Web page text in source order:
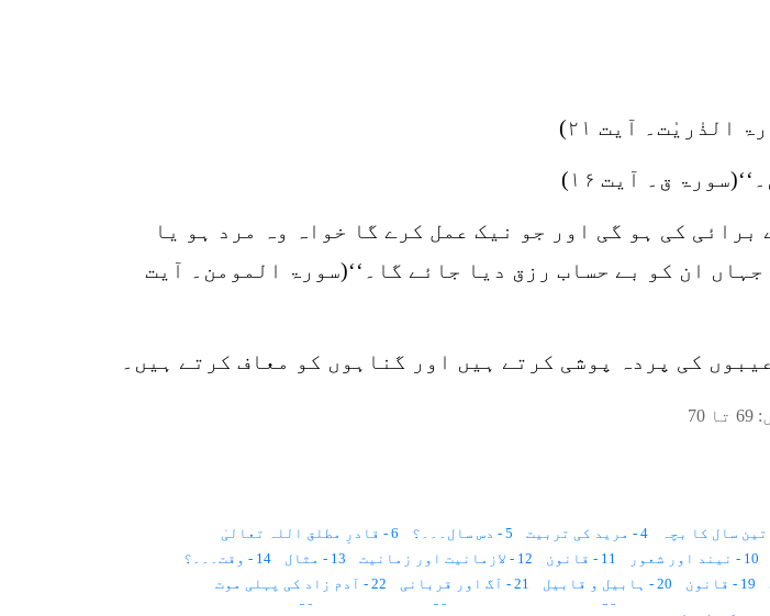
الذٰریٰت۔ آیت ۲۱)
ق۔ آیت ۱۶)
کی ہو گی اور جو نیک عمل کرے گا خواہ وہ مرد ہو یا
ان کو بے حساب رزق دیا جائے گا۔‘‘(سورۃ المومن۔ آیت
کی پردہ پوشی کرتے ہیں اور گناہوں کو معاف کرتے ہیں۔
69 تا 70
4 - مرید کی تربیت 5 - دس سال۔۔۔؟
6 - قادرِ مطلق اللہ تعالیٰ
10 - نیند اور شعور 11 - قانون 12 - لازمانیت اور زمانیت 13 - مثال
14 - وقت۔۔۔؟
19 - قانون 20 - ہابیل و قابیل 21 - آگ اور قربانی
22 - آدم زاد کی پہلی موت
28 - خواتین اور فرشتے 29 - روح کا لباس؟ 30 - ملت حنیف